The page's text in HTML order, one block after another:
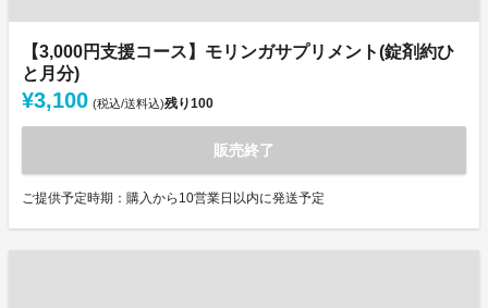
【3,000円支援コース】モリンガサプリメント(錠剤約ひ
と月分)
¥3,100 (税込/送料込)残り100
販売終了
ご提供予定時期：購入から10営業日以内に発送予定